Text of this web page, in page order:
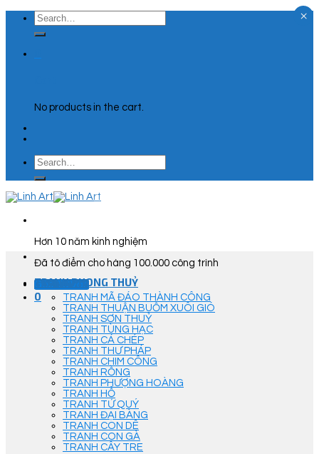
Skip
content
Search
for:
No products in the cart.
Search
for:
Hơn 10 năm kinh nghiệm
Đã tô điểm cho hàng 100.000 công trình
Góc Tư Vấn
0
TRANH PHONG THUỶ
TRANH MÃ ĐÁO THÀNH CÔNG
TRANH THUẬN BUỒM XUÔI GIÓ
TRANH SƠN THUỶ
TRANH TÙNG HẠC
TRANH CÁ CHÉP
TRANH THƯ PHÁP
TRANH CHIM CÔNG
TRANH RỒNG
TRANH PHƯỢNG HOÀNG
TRANH HỔ
TRANH TỨ QUÝ
TRANH ĐẠI BÀNG
TRANH CON DÊ
TRANH CON GÀ
TRANH CÂY TRE
×